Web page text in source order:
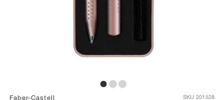
173704777270605_17370477723
Faber-Castell SKU 201528